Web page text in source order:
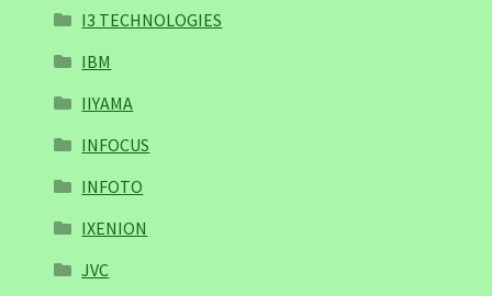
I3 TECHNOLOGIES
IBM
IIYAMA
INFOCUS
INFOTO
IXENION
JVC